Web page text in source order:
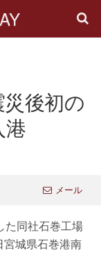
後初の
港
メール
た同社石巻工場
宮城県石巻港南